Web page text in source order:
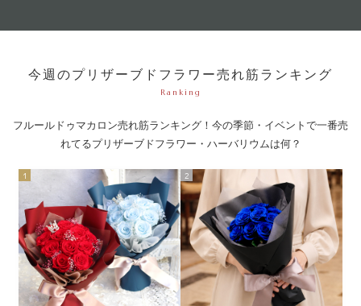
今週のプリザーブドフラワー売れ筋ランキング
Ranking
フルールドゥマカロン売れ筋ランキング！今の季節・イベントで一番売
れてるプリザーブドフラワー・ハーバリウムは何？